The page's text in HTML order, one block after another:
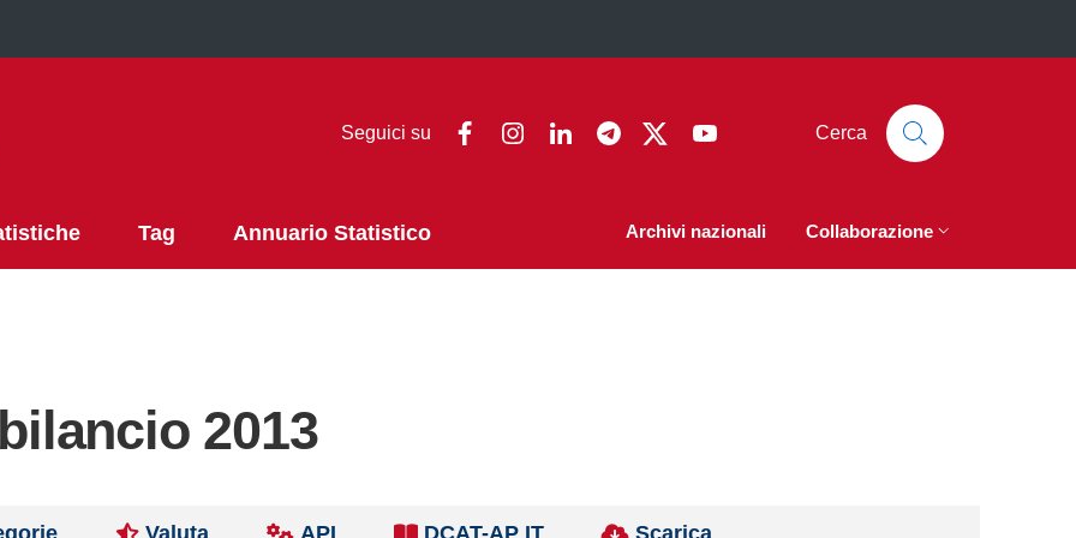
Seguici su FacebookInstagramLinkedinTelegram
Twitter Cerca
Tag Annuario Statistico Archivi nazionali Collaborazione
2013
Valuta API DCAT-AP IT Scarica